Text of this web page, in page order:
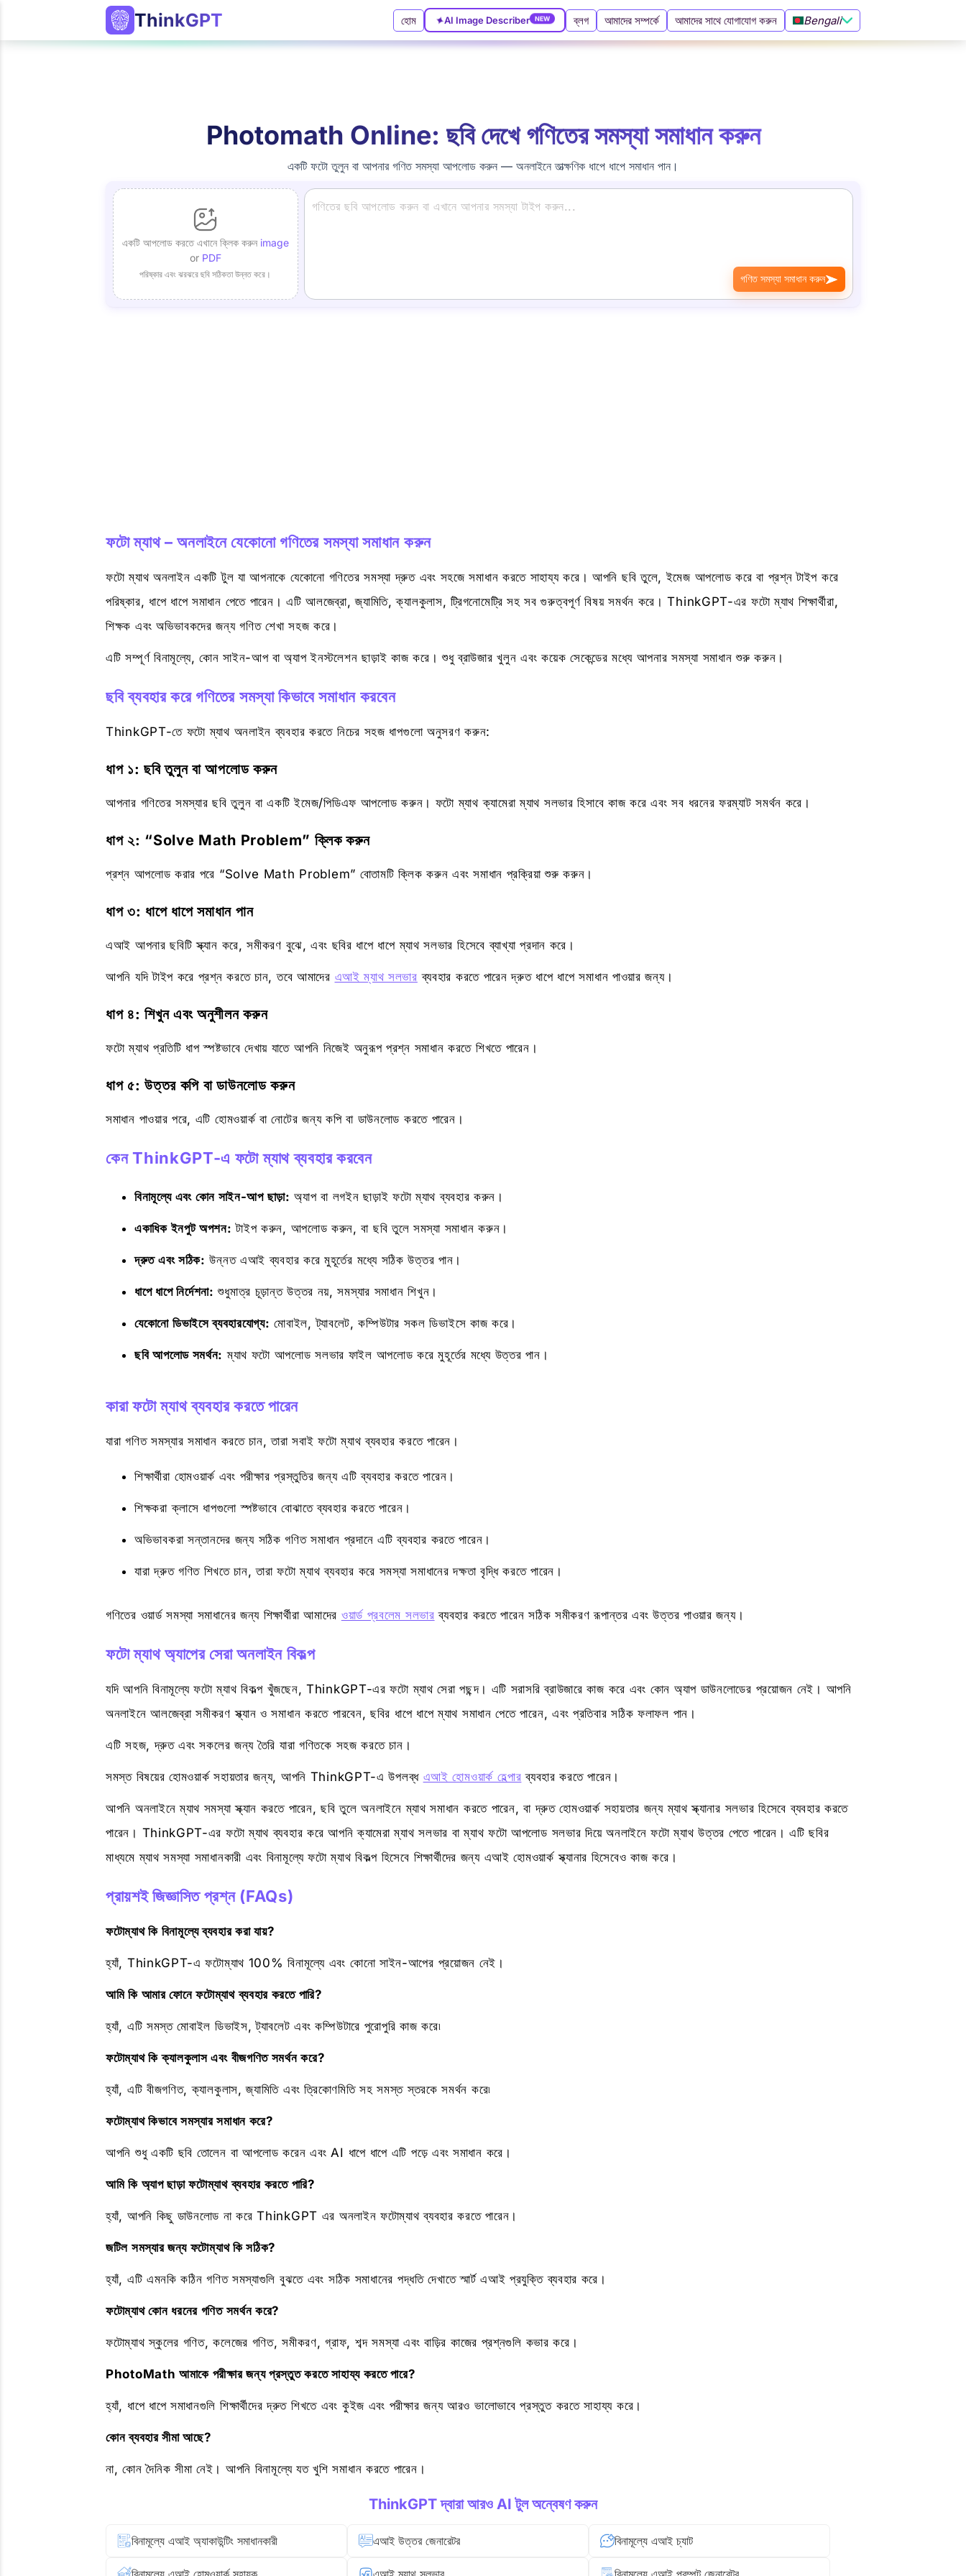
ThinkGPT হোম ✦AI Image Describer NEW ব্লগ আমাদের সম্পর্কে আমাদের সাথে যোগাযোগ করুন Bengali
Photomath Online: ছবি দেখে গণিতের সমস্যা সমাধান করুন
একটি ফটো তুলুন বা আপনার গণিত সমস্যা আপলোড করুন — অনলাইনে তাত্ক্ষণিক ধাপে ধাপে সমাধান পান।
একটি আপলোড করতে এখানে ক্লিক করুন image
or PDF
পরিষ্কার এবং ঝরঝরে ছবি সঠিকতা উন্নত করে। গণিত সমস্যা সমাধান করুন
ফটো ম্যাথ – অনলাইনে যেকোনো গণিতের সমস্যা সমাধান করুন
ফটো ম্যাথ অনলাইন একটি টুল যা আপনাকে যেকোনো গণিতের সমস্যা দ্রুত এবং সহজে সমাধান করতে সাহায্য করে। আপনি ছবি তুলে, ইমেজ আপলোড করে বা প্রশ্ন টাইপ করে
পরিষ্কার, ধাপে ধাপে সমাধান পেতে পারেন। এটি আলজেব্রা, জ্যামিতি, ক্যালকুলাস, ট্রিগনোমেট্রি সহ সব গুরুত্বপূর্ণ বিষয় সমর্থন করে। ThinkGPT-এর ফটো ম্যাথ শিক্ষার্থীরা,
শিক্ষক এবং অভিভাবকদের জন্য গণিত শেখা সহজ করে।
এটি সম্পূর্ণ বিনামূল্যে, কোন সাইন-আপ বা অ্যাপ ইনস্টলেশন ছাড়াই কাজ করে। শুধু ব্রাউজার খুলুন এবং কয়েক সেকেন্ডের মধ্যে আপনার সমস্যা সমাধান শুরু করুন।
ছবি ব্যবহার করে গণিতের সমস্যা কিভাবে সমাধান করবেন
ThinkGPT-তে ফটো ম্যাথ অনলাইন ব্যবহার করতে নিচের সহজ ধাপগুলো অনুসরণ করুন:
ধাপ ১: ছবি তুলুন বা আপলোড করুন
আপনার গণিতের সমস্যার ছবি তুলুন বা একটি ইমেজ/পিডিএফ আপলোড করুন। ফটো ম্যাথ ক্যামেরা ম্যাথ সলভার হিসাবে কাজ করে এবং সব ধরনের ফরম্যাট সমর্থন করে।
ধাপ ২: “Solve Math Problem” ক্লিক করুন
প্রশ্ন আপলোড করার পরে “Solve Math Problem” বোতামটি ক্লিক করুন এবং সমাধান প্রক্রিয়া শুরু করুন।
ধাপ ৩: ধাপে ধাপে সমাধান পান
এআই আপনার ছবিটি স্ক্যান করে, সমীকরণ বুঝে, এবং ছবির ধাপে ধাপে ম্যাথ সলভার হিসেবে ব্যাখ্যা প্রদান করে।
আপনি যদি টাইপ করে প্রশ্ন করতে চান, তবে আমাদের এআই ম্যাথ সলভার ব্যবহার করতে পারেন দ্রুত ধাপে ধাপে সমাধান পাওয়ার জন্য।
ধাপ ৪: শিখুন এবং অনুশীলন করুন
ফটো ম্যাথ প্রতিটি ধাপ স্পষ্টভাবে দেখায় যাতে আপনি নিজেই অনুরূপ প্রশ্ন সমাধান করতে শিখতে পারেন।
ধাপ ৫: উত্তর কপি বা ডাউনলোড করুন
সমাধান পাওয়ার পরে, এটি হোমওয়ার্ক বা নোটের জন্য কপি বা ডাউনলোড করতে পারেন।
কেন ThinkGPT-এ ফটো ম্যাথ ব্যবহার করবেন
বিনামূল্যে এবং কোন সাইন-আপ ছাড়া: অ্যাপ বা লগইন ছাড়াই ফটো ম্যাথ ব্যবহার করুন।
একাধিক ইনপুট অপশন: টাইপ করুন, আপলোড করুন, বা ছবি তুলে সমস্যা সমাধান করুন।
দ্রুত এবং সঠিক: উন্নত এআই ব্যবহার করে মুহূর্তের মধ্যে সঠিক উত্তর পান।
ধাপে ধাপে নির্দেশনা: শুধুমাত্র চূড়ান্ত উত্তর নয়, সমস্যার সমাধান শিখুন।
যেকোনো ডিভাইসে ব্যবহারযোগ্য: মোবাইল, ট্যাবলেট, কম্পিউটার সকল ডিভাইসে কাজ করে।
ছবি আপলোড সমর্থন: ম্যাথ ফটো আপলোড সলভার ফাইল আপলোড করে মুহূর্তের মধ্যে উত্তর পান।
কারা ফটো ম্যাথ ব্যবহার করতে পারেন
যারা গণিত সমস্যার সমাধান করতে চান, তারা সবাই ফটো ম্যাথ ব্যবহার করতে পারেন।
শিক্ষার্থীরা হোমওয়ার্ক এবং পরীক্ষার প্রস্তুতির জন্য এটি ব্যবহার করতে পারেন।
শিক্ষকরা ক্লাসে ধাপগুলো স্পষ্টভাবে বোঝাতে ব্যবহার করতে পারেন।
অভিভাবকরা সন্তানদের জন্য সঠিক গণিত সমাধান প্রদানে এটি ব্যবহার করতে পারেন।
যারা দ্রুত গণিত শিখতে চান, তারা ফটো ম্যাথ ব্যবহার করে সমস্যা সমাধানের দক্ষতা বৃদ্ধি করতে পারেন।
গণিতের ওয়ার্ড সমস্যা সমাধানের জন্য শিক্ষার্থীরা আমাদের ওয়ার্ড প্রবলেম সলভার ব্যবহার করতে পারেন সঠিক সমীকরণ রূপান্তর এবং উত্তর পাওয়ার জন্য।
ফটো ম্যাথ অ্যাপের সেরা অনলাইন বিকল্প
যদি আপনি বিনামূল্যে ফটো ম্যাথ বিকল্প খুঁজছেন, ThinkGPT-এর ফটো ম্যাথ সেরা পছন্দ। এটি সরাসরি ব্রাউজারে কাজ করে এবং কোন অ্যাপ ডাউনলোডের প্রয়োজন নেই। আপনি
অনলাইনে আলজেব্রা সমীকরণ স্ক্যান ও সমাধান করতে পারবেন, ছবির ধাপে ধাপে ম্যাথ সমাধান পেতে পারেন, এবং প্রতিবার সঠিক ফলাফল পান।
এটি সহজ, দ্রুত এবং সকলের জন্য তৈরি যারা গণিতকে সহজ করতে চান।
সমস্ত বিষয়ের হোমওয়ার্ক সহায়তার জন্য, আপনি ThinkGPT-এ উপলব্ধ এআই হোমওয়ার্ক হেল্পার ব্যবহার করতে পারেন।
আপনি অনলাইনে ম্যাথ সমস্যা স্ক্যান করতে পারেন, ছবি তুলে অনলাইনে ম্যাথ সমাধান করতে পারেন, বা দ্রুত হোমওয়ার্ক সহায়তার জন্য ম্যাথ স্ক্যানার সলভার হিসেবে ব্যবহার করতে
পারেন। ThinkGPT-এর ফটো ম্যাথ ব্যবহার করে আপনি ক্যামেরা ম্যাথ সলভার বা ম্যাথ ফটো আপলোড সলভার দিয়ে অনলাইনে ফটো ম্যাথ উত্তর পেতে পারেন। এটি ছবির
মাধ্যমে ম্যাথ সমস্যা সমাধানকারী এবং বিনামূল্যে ফটো ম্যাথ বিকল্প হিসেবে শিক্ষার্থীদের জন্য এআই হোমওয়ার্ক স্ক্যানার হিসেবেও কাজ করে।
প্রায়শই জিজ্ঞাসিত প্রশ্ন (FAQs)
ফটোম্যাথ কি বিনামূল্যে ব্যবহার করা যায়?
হ্যাঁ, ThinkGPT-এ ফটোম্যাথ 100% বিনামূল্যে এবং কোনো সাইন-আপের প্রয়োজন নেই।
আমি কি আমার ফোনে ফটোম্যাথ ব্যবহার করতে পারি?
হ্যাঁ, এটি সমস্ত মোবাইল ডিভাইস, ট্যাবলেট এবং কম্পিউটারে পুরোপুরি কাজ করে৷
ফটোম্যাথ কি ক্যালকুলাস এবং বীজগণিত সমর্থন করে?
হ্যাঁ, এটি বীজগণিত, ক্যালকুলাস, জ্যামিতি এবং ত্রিকোণমিতি সহ সমস্ত স্তরকে সমর্থন করে৷
ফটোম্যাথ কিভাবে সমস্যার সমাধান করে?
আপনি শুধু একটি ছবি তোলেন বা আপলোড করেন এবং AI ধাপে ধাপে এটি পড়ে এবং সমাধান করে।
আমি কি অ্যাপ ছাড়া ফটোম্যাথ ব্যবহার করতে পারি?
হ্যাঁ, আপনি কিছু ডাউনলোড না করে ThinkGPT এর অনলাইন ফটোম্যাথ ব্যবহার করতে পারেন।
জটিল সমস্যার জন্য ফটোম্যাথ কি সঠিক?
হ্যাঁ, এটি এমনকি কঠিন গণিত সমস্যাগুলি বুঝতে এবং সঠিক সমাধানের পদ্ধতি দেখাতে স্মার্ট এআই প্রযুক্তি ব্যবহার করে।
ফটোম্যাথ কোন ধরনের গণিত সমর্থন করে?
ফটোম্যাথ স্কুলের গণিত, কলেজের গণিত, সমীকরণ, গ্রাফ, শব্দ সমস্যা এবং বাড়ির কাজের প্রশ্নগুলি কভার করে।
PhotoMath আমাকে পরীক্ষার জন্য প্রস্তুত করতে সাহায্য করতে পারে?
হ্যাঁ, ধাপে ধাপে সমাধানগুলি শিক্ষার্থীদের দ্রুত শিখতে এবং কুইজ এবং পরীক্ষার জন্য আরও ভালোভাবে প্রস্তুত করতে সাহায্য করে।
কোন ব্যবহার সীমা আছে?
না, কোন দৈনিক সীমা নেই। আপনি বিনামূল্যে যত খুশি সমাধান করতে পারেন।
ThinkGPT দ্বারা আরও AI টুল অন্বেষণ করুন
বিনামূল্যে এআই অ্যাকাউন্টিং সমাধানকারী এআই উত্তর জেনারেটর বিনামূল্যে এআই চ্যাট